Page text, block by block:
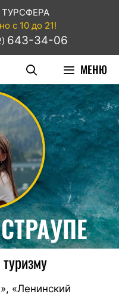
ТУРСФЕРА
с 10 до 21!
643-34-06
МЕНЮ
«Ленинский